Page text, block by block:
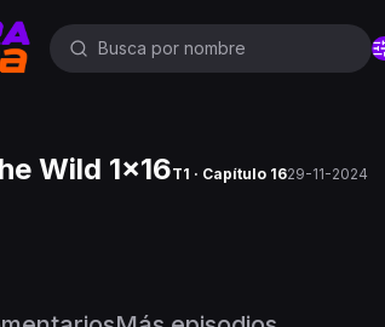
Wild 1x16T1 · Capítulo 1629-11-2024